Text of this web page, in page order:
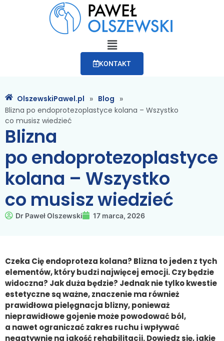
KONTAKT
OlszewskiPawel.pl » Blog »
Blizna po endoprotezoplastyce kolana – Wszystko
co musisz wiedzieć
Blizna
po endoprotezoplastyce
kolana – Wszystko
co musisz wiedzieć
Dr Paweł Olszewski 17 marca, 2026
Czeka Cię endoproteza kolana? Blizna to jeden z tych
elementów, który budzi najwięcej emocji. Czy będzie
widoczna? Jak duża będzie? Jednak nie tylko kwestie
estetyczne są ważne, znaczenie ma również
prawidłowa pielęgnacja blizny, ponieważ
nieprawidłowe gojenie może powodować ból,
a nawet ograniczać zakres ruchu i wpływać
negatywnie na jakość rehabilitacji. Dowiedz się, jakie